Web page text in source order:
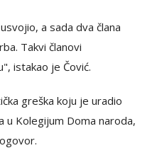
a sada dva člana
Takvi članovi
istakao je Čović.
greška koju je uradio
u Kolegijum Doma naroda,